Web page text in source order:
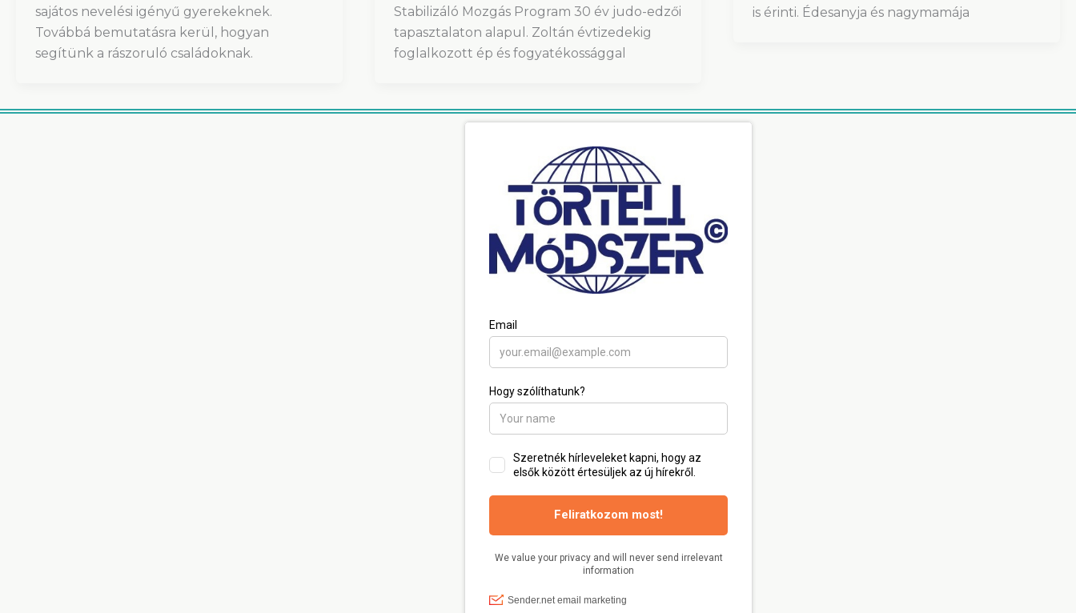
sajátos nevelési igényű gyerekeknek.
Továbbá bemutatásra kerül, hogyan
segítünk a rászoruló családoknak.
Stabilizáló Mozgás Program 30 év judo-edzői
tapasztalaton alapul. Zoltán évtizedekig
foglalkozott ép és fogyatékossággal
is érinti. Édesanyja és nagymamája